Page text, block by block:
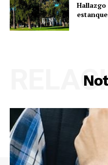
Hallazgo